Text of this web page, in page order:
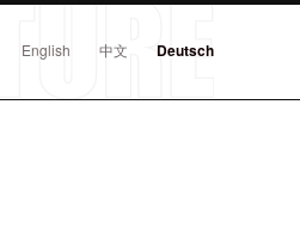
English 中文 Deutsch